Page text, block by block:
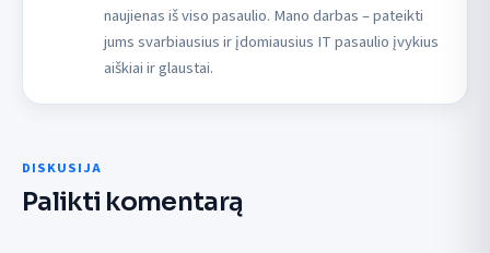
naujienas iš viso pasaulio. Mano darbas – pateikti
jums svarbiausius ir įdomiausius IT pasaulio įvykius
aiškiai ir glaustai.
DISKUSIJA
Palikti komentarą